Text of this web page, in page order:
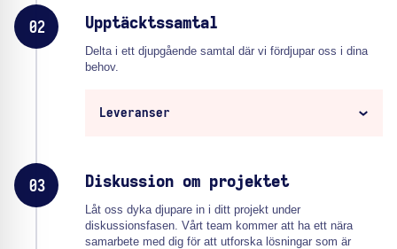
02 Upptäcktssamtal
Delta i ett djupgående samtal där vi fördjupar oss i dina
behov.
Leveranser
03 Diskussion om projektet
Låt oss dyka djupare in i ditt projekt under
diskussionsfasen. Vårt team kommer att ha ett nära
samarbete med dig för att utforska lösningar som är